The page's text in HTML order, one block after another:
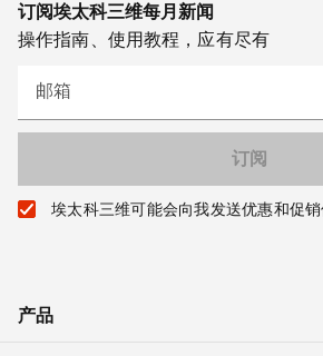
订阅埃太科三维每月新闻
操作指南、使用教程，应有尽有
邮箱
埃太科三维可能会向我发送优惠和促销
产品